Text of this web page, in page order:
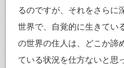
るのですが、それをさらに
世界で、自覚的に生きてい
の世界の住人は、どこか諦
ている状況を仕方ないと思